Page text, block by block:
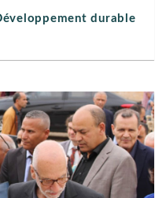
durable